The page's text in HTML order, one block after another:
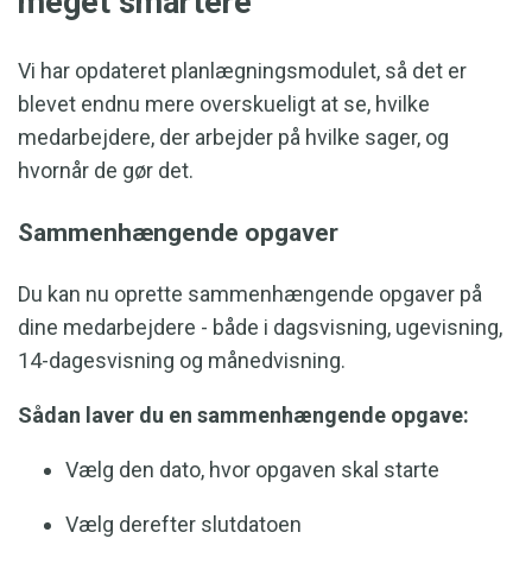
Vi har opdateret planlægningsmodulet, så det er
blevet endnu mere overskueligt at se, hvilke
medarbejdere, der arbejder på hvilke sager, og
hvornår de gør det.
Sammenhængende opgaver
Du kan nu oprette sammenhængende opgaver på
dine medarbejdere - både i dagsvisning, ugevisning,
14-dagesvisning og månedvisning.
Sådan laver du en sammenhængende opgave:
Vælg den dato, hvor opgaven skal starte
Vælg derefter slutdatoen